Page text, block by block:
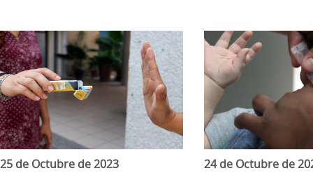
25 de Octubre de 2023 24 de Octubre de